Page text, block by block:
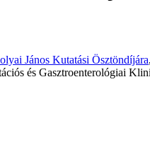
János Kutatási Ösztöndíjára
és Gasztroenterológiai